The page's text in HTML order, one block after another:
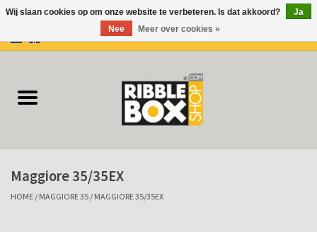
Ringbanden/Mappen
Flip-overs
Ringband Flip-overs
Maggiore 35/35EX
HOME / MAGGIORE 35 / MAGGIORE 35/35EX
Wij slaan cookies op om onze website te verbeteren. Is dat akkoord?
Ja
Nee
Meer over cookies »